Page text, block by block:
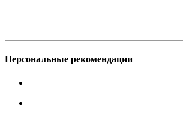
Персональные рекомендации